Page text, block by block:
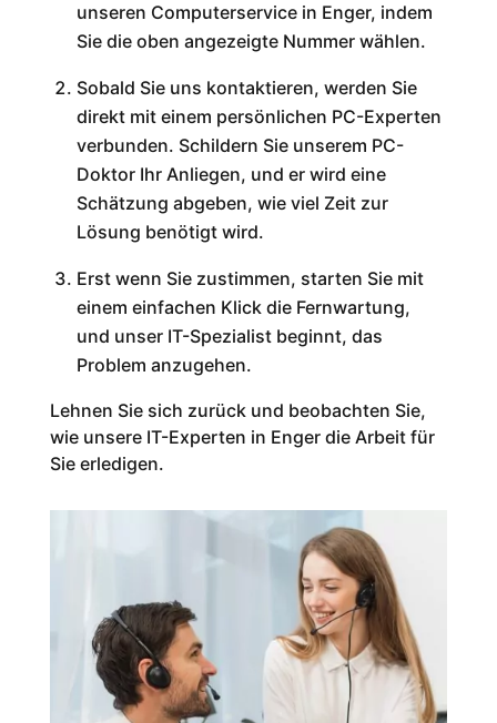
unseren Computerservice in Enger, indem
Sie die oben angezeigte Nummer wählen.
Sobald Sie uns kontaktieren, werden Sie
direkt mit einem persönlichen PC-Experten
verbunden. Schildern Sie unserem PC-
Doktor Ihr Anliegen, und er wird eine
Schätzung abgeben, wie viel Zeit zur
Lösung benötigt wird.
Erst wenn Sie zustimmen, starten Sie mit
einem einfachen Klick die Fernwartung,
und unser IT-Spezialist beginnt, das
Problem anzugehen.
Lehnen Sie sich zurück und beobachten Sie,
wie unsere IT-Experten in Enger die Arbeit für
Sie erledigen.